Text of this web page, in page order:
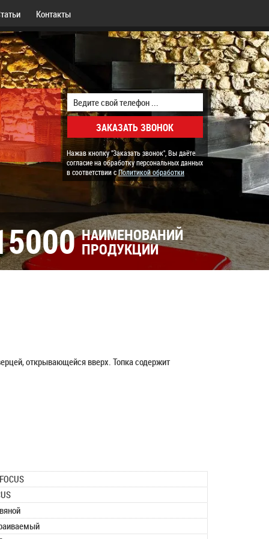
Контакты
Нажав кнопку "Заказать звонок", Вы даёте
согласие на обработку персональных данных
в соответствии сПолитикой обработки
НАИМЕНОВАНИЙ
ПРОДУКЦИИ
открывающейся вверх. Топка содержит